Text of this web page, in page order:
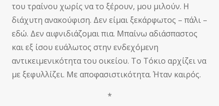
του τραίνου χωρίς να το ξέρουν, μου μιλούν. Η
διάχυτη ανακούφιση. Δεν είμαι ξεκάρφωτος – πάλι –
εδώ. Δεν αιφνιδιάζομαι πια. Μπαίνω αδιάσπαστος
και εξ ίσου ευάλωτος στην ενδεχόμενη
αντικειμενικότητα του οικείου. Το Τόκιο αρχίζει να
με ξεφυλλίζει. Με αποφασιστικότητα. Ήταν καιρός.
*